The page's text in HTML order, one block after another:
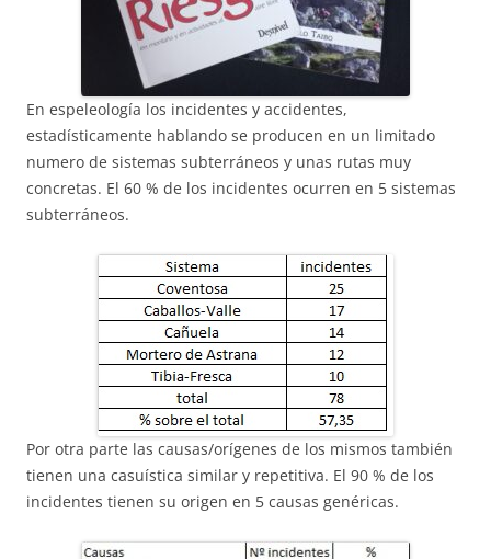
En espeleología los incidentes y accidentes,
estadísticamente hablando se producen en un limitado
numero de sistemas subterráneos y unas rutas muy
concretas. El 60 % de los incidentes ocurren en 5 sistemas
subterráneos.
Por otra parte las causas/orígenes de los mismos también
tienen una casuística similar y repetitiva. El 90 % de los
incidentes tienen su origen en 5 causas genéricas.